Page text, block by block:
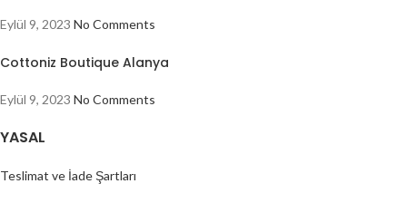
Eylül 9, 2023 No Comments
Cottoniz Boutique Alanya
Eylül 9, 2023 No Comments
YASAL
Teslimat ve İade Şartları